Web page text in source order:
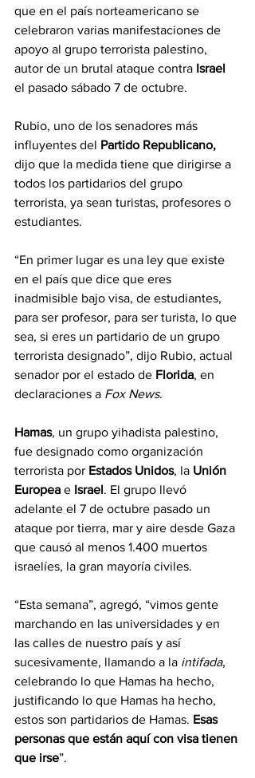
que en el país norteamericano se
celebraron varias manifestaciones de
apoyo al grupo terrorista palestino,
autor de un brutal ataque contra Israel
el pasado sábado 7 de octubre.
Rubio, uno de los senadores más
influyentes del Partido Republicano,
dijo que la medida tiene que dirigirse a
todos los partidarios del grupo
terrorista, ya sean turistas, profesores o
estudiantes.
“En primer lugar es una ley que existe
en el país que dice que eres
inadmisible bajo visa, de estudiantes,
para ser profesor, para ser turista, lo que
sea, si eres un partidario de un grupo
terrorista designado”, dijo Rubio, actual
senador por el estado de Florida, en
declaraciones a Fox News.
Hamas, un grupo yihadista palestino,
fue designado como organización
terrorista por Estados Unidos, la Unión
Europea e Israel. El grupo llevó
adelante el 7 de octubre pasado un
ataque por tierra, mar y aire desde Gaza
que causó al menos 1.400 muertos
israelíes, la gran mayoría civiles.
“Esta semana”, agregó, “vimos gente
marchando en las universidades y en
las calles de nuestro país y así
sucesivamente, llamando a la intifada,
celebrando lo que Hamas ha hecho,
justificando lo que Hamas ha hecho,
estos son partidarios de Hamas. Esas
personas que están aquí con visa tienen
que irse”.